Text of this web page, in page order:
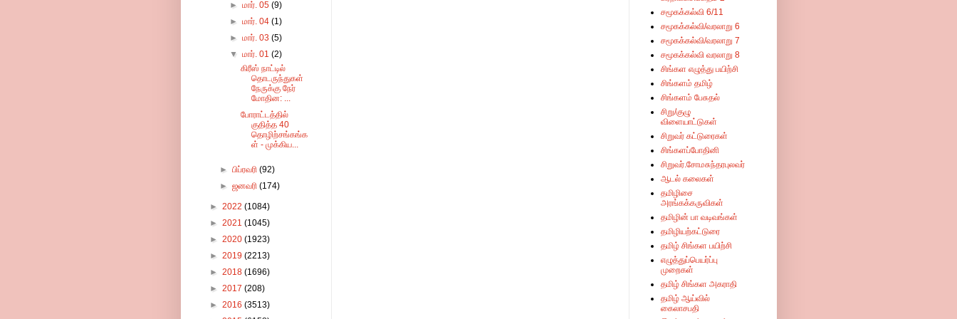
►மார். 05(9)
►மார். 04(1)
►மார். 03(5)
▼மார். 01(2)
கிரீஸ் நாட்டில்
தொடருந்துகள்
நேருக்கு நேர்
மோதின: ...
போராட்டத்தில்
குதித்த 40
தொழிற்சங்கங்க
ள் - முக்கிய...
► பிப்ரவரி (92)
► ஜனவரி (174)
► 2022 (1084)
► 2021 (1045)
► 2020 (1923)
► 2019 (2213)
► 2018 (1696)
► 2017 (208)
► 2016 (3513)
சமூகக்கல்வி 6/11
சமூகக்கல்வி/வரலாறு 6
சமூகக்கல்வி/வரலாறு 7
சமூகக்கல்வி வரலாறு 8
சிங்கள எழுத்து பயிற்சி
சிங்களம் தமிழ்
சிங்களம் பேசுதல்
சிறு/குழு
விளையாட்டுகள்
சிறுவர் கட்டுரைகள்
சிங்களப்போதினி
சிறுவர்.சோமசுந்தரபுலவர்
ஆடல் கலைகள்
தமிழிசை
அரங்கக்கருவிகள்
தமிழின் பா வடிவங்கள்
தமிழியற்கட்டுரை
தமிழ் சிங்கள பயிற்சி
எழுத்துப்பெயர்ப்பு
முறைகள்
தமிழ் சிங்கள அகராதி
தமிழ் ஆய்வில்
கைலாசபதி